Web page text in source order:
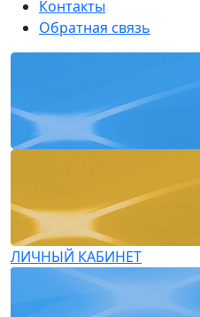
Контакты
Обратная связь
ЛИЧНЫЙ КАБИНЕТ